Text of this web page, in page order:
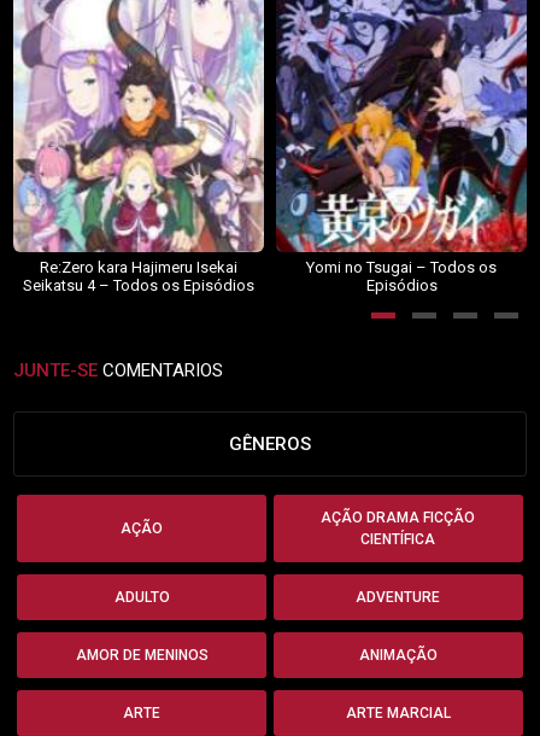
Re:Zero kara Hajimeru Isekai
Seikatsu 4 – Todos os Episódios
Yomi no Tsugai – Todos os
Episódios
JUNTE-SE COMENTARIOS
GÊNEROS
AÇÃO
AÇÃO DRAMA FICÇÃO
CIENTÍFICA
ADULTO ADVENTURE
AMOR DE MENINOS ANIMAÇÃO
ARTE ARTE MARCIAL